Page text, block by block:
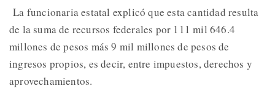
La funcionaria estatal explicó que esta cantidad resulta
de la suma de recursos federales por 111 mil 646.4
millones de pesos más 9 mil millones de pesos de
ingresos propios, es decir, entre impuestos, derechos y
aprovechamientos.